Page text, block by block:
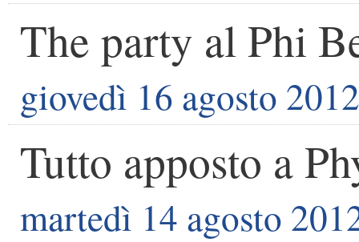
The party al Phi
giovedì 16 agosto 2012
Tutto apposto a
martedì 14 agosto